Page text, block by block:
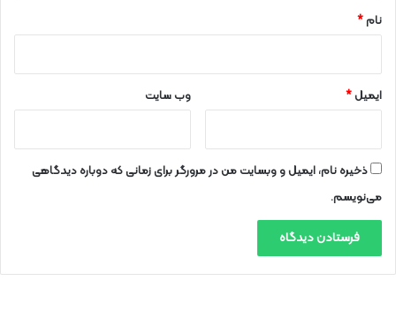
نام*
ایمیل* وب‌ سایت
ذخیره نام، ایمیل و وبسایت من در مرورگر برای زمانی که دوباره دیدگاهی
می‌نویسم.